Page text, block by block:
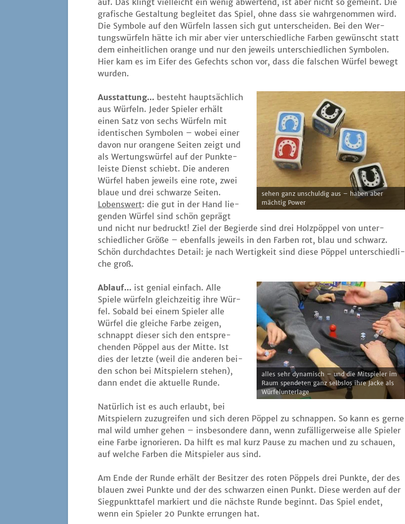
auf. Das klingt viel­leicht ein wenig abwer­tend, ist aber nicht so gemeint. Die
gra­fi­sche Gestal­tung beglei­tet das Spiel, ohne dass sie wahr­ge­nom­men wird.
Die Sym­bo­le auf den Wür­feln las­sen sich gut unter­schei­den. Bei den Wer­
tungs­wür­feln hät­te ich mir aber vier unter­schied­li­che Far­ben gewünscht statt
dem ein­heit­li­chen oran­ge und nur den jeweils unter­schied­li­chen Sym­bo­len.
Hier kam es im Eifer des Gefechts schon vor, dass die fal­schen Wür­fel bewegt
wurden.
sehen ganz unschul­dig aus – haben aber
mäch­tig Power
Aus­stat­tung... besteht haupt­säch­lich
aus Wür­feln. Jeder Spie­ler erhält
einen Satz von sechs Wür­feln mit
iden­ti­schen Sym­bo­len – wobei einer
davon nur oran­ge­ne Sei­ten zeigt und
als Wer­tungs­wür­fel auf der Punk­te­
leis­te Dienst schiebt. Die ande­ren
Wür­fel haben jeweils eine rote, zwei
blaue und drei schwar­ze Sei­ten.
Lobens­wert: die gut in der Hand lie­
gen­den Wür­fel sind schön geprägt
und nicht nur bedruckt! Ziel der Begier­de sind drei Holz­pöp­pel von unter­
schied­li­cher Grö­ße – eben­falls jeweils in den Far­ben rot, blau und schwarz.
Schön durch­dach­tes Detail: je nach Wer­tig­keit sind die­se Pöp­pel unter­schied­li­
che groß.
alles sehr dyna­misch – und die Mit­spie­ler im
Raum spen­de­ten ganz selb­slos ihre Jacke als
Würfelunterlage
Ablauf... ist geni­al ein­fach. Alle
Spie­le wür­feln gleich­zei­tig ihre Wür­
fel. Sobald bei einem Spie­ler alle
Wür­fel die glei­che Far­be zei­gen,
schnappt die­ser sich den ent­spre­
chen­den Pöp­pel aus der Mit­te. Ist
dies der letz­te (weil die ande­ren bei­
den schon bei Mit­spie­lern ste­hen),
dann endet die aktu­el­le Runde.
Natür­lich ist es auch erlaubt, bei
Mit­spie­lern zuzu­grei­fen und sich deren Pöp­pel zu schnap­pen. So kann es ger­ne
mal wild umher gehen – ins­be­son­de­re dann, wenn zufäl­li­ger­wei­se alle Spie­ler
eine Far­be igno­rie­ren. Da hilft es mal kurz Pau­se zu machen und zu schau­en,
auf wel­che Far­ben die Mit­spie­ler aus sind.
Am Ende der Run­de erhält der Besit­zer des roten Pöp­pels drei Punk­te, der des
blau­en zwei Punk­te und der des schwar­zen einen Punkt. Die­se wer­den auf der
Sieg­punkt­ta­fel mar­kiert und die nächs­te Run­de beginnt. Das Spiel endet,
wenn ein Spie­ler 20 Punk­te errun­gen hat.